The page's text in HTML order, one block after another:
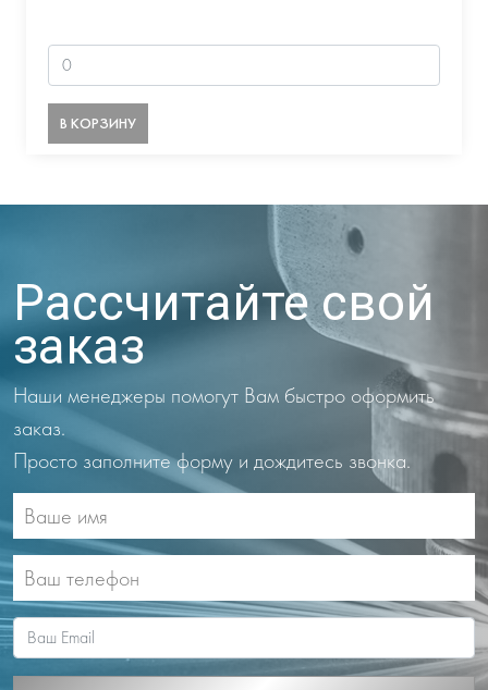
В КОРЗИНУ
Рассчитайте свой
заказ
Наши менеджеры помогут Вам быстро оформить
заказ.
Просто заполните форму и дождитесь звонка.